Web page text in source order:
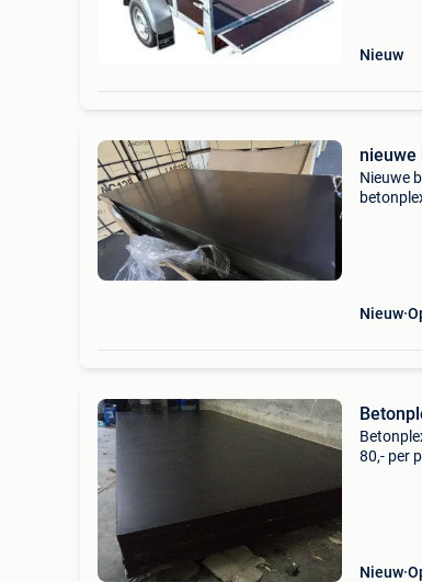
Nieuw
nieuwe
Nieuwe
Nieuw
80,- per
Nieuw